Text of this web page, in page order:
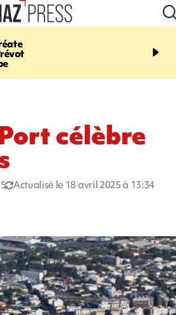
20:17
routière, concours de
célèbre
Actualisé le 18 avril 2025 à 13:34